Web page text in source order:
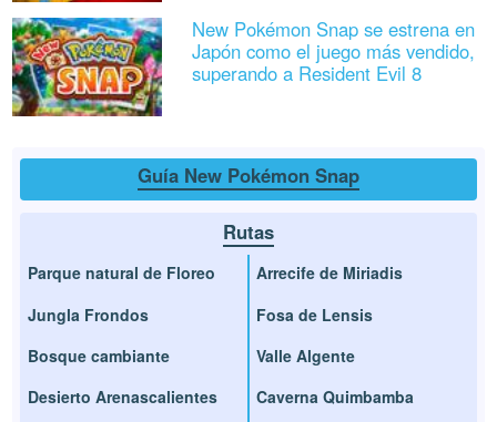
New Pokémon Snap se estrena en
Japón como el juego más vendido,
superando a Resident Evil 8
Guía New Pokémon Snap
Rutas
Parque natural de Floreo
Jungla Frondos
Bosque cambiante
Desierto Arenascalientes
Arrecife de Miriadis
Fosa de Lensis
Valle Algente
Caverna Quimbamba